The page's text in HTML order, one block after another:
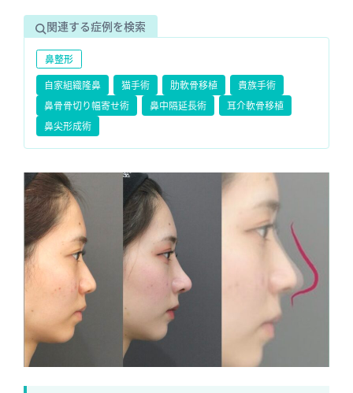
関連する症例を検索
鼻整形
自家組織隆鼻
猫手術 肋軟骨移植
貴族手術
鼻骨骨切り幅寄せ術
鼻中隔延長術
耳介軟骨移植
鼻尖形成術